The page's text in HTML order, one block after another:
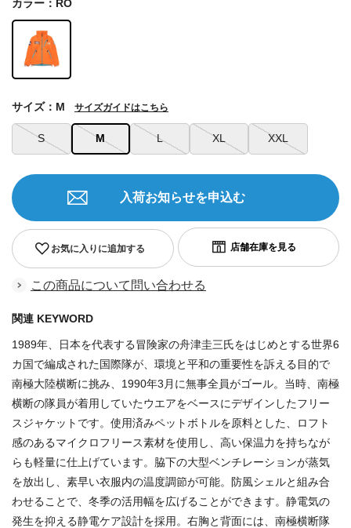
カラー：RO
S M L XL XXL
サイズ：M サイズガイドはこちら
お気に入りに追加する
入荷お知らせを申込む
この商品について問い合わせる
関連 KEYWORD
1989年、日本を代表する冒険家の舟津圭三氏をはじめとする世界6
カ国で編成された国際隊が、環境と平和の重要性を訴える目的で
南極大陸横断に挑み、1990年3月に無事全員がゴール。当時、南極
横断の隊員が着用していたウエアをベースにデザインしたフリー
スジャケットです。使用済みペットボトルを原料とした、ロフト
感のあるマイクロフリース素材を使用し、高い保温力を持ちなが
らも軽量に仕上げています。脇下の大型ベンチレーションが蒸気
を放出し、素早い衣服内の温度調節が可能。防風シェルと組み合
わせることで、冬季の活用幅を広げることができます。静電気の
発生を抑える静電ケア設計を採用。右胸と背面には、南極横断隊